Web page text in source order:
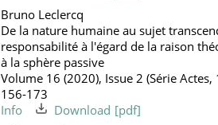
Bruno Leclercq
De la nature humaine au sujet
responsabilité à l'égard de la raison
à la sphère passive
Volume 16 (2020), Issue 2 (Série
156-173
Info
Download